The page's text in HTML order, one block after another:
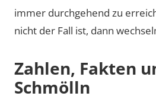
immer durchgehend zu
nicht der Fall ist, dann
Zahlen, Fakten
Schmölln